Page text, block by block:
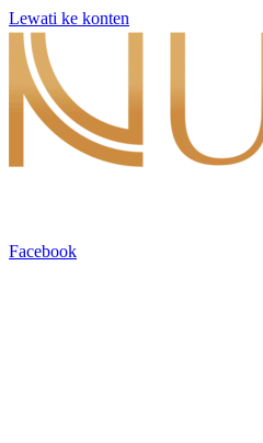
Lewati ke konten
Facebook